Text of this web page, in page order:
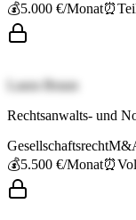
💰5.000 €/Monat⏰
Laura Braun
Rechtsanwalts- und
Gesellschaftsrecht
💰5.500 €/Monat⏰